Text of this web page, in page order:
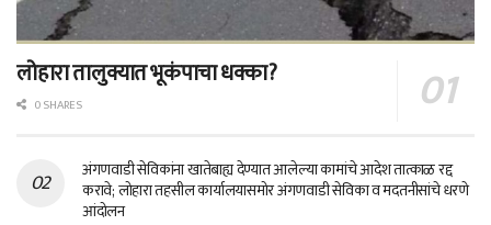
लोहारा तालुक्यात भूकंपाचा धक्का?
0 SHARES
अंगणवाडी सेविकांना खातेबाह्य देण्यात आलेल्या कामांचे आदेश तात्काळ रद्द
करावे; लोहारा तहसील कार्यालयासमोर अंगणवाडी सेविका व मदतनीसांचे धरणे
आंदोलन